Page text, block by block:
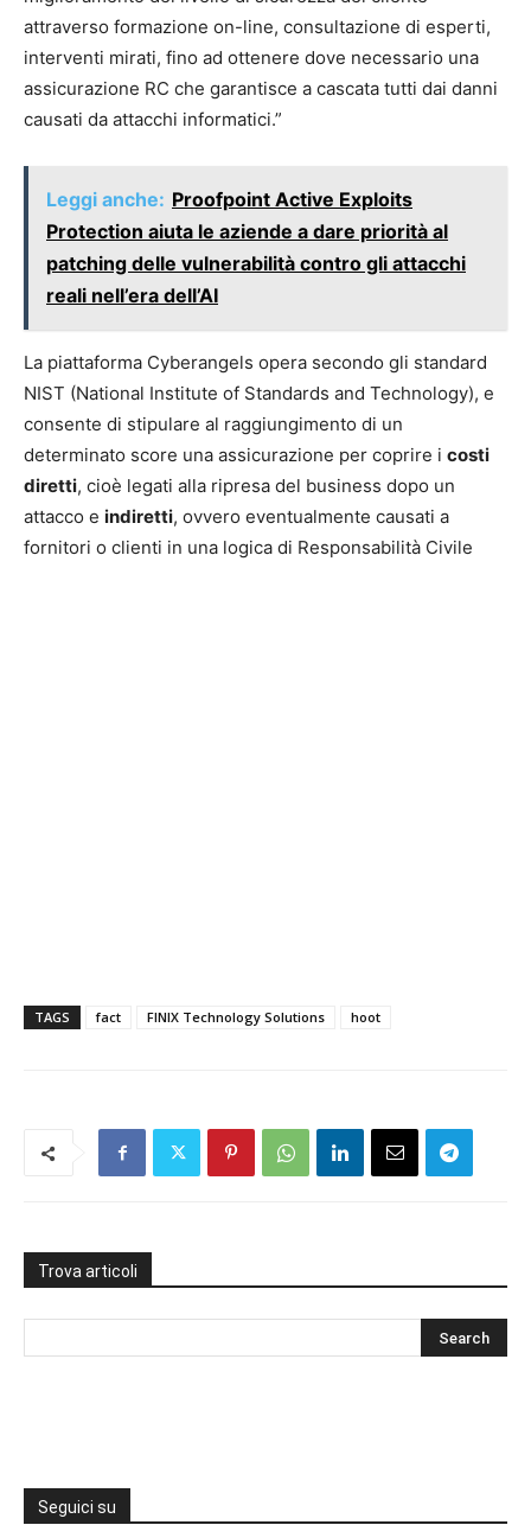
attraverso formazione on-line, consultazione di esperti,
interventi mirati, fino ad ottenere dove necessario una
assicurazione RC che garantisce a cascata tutti dai danni
causati da attacchi informatici.”
Leggi anche: Proofpoint Active Exploits
Protection aiuta le aziende a dare priorità al
patching delle vulnerabilità contro gli attacchi
reali nell’era dell’AI
La piattaforma Cyberangels opera secondo gli standard
NIST (National Institute of Standards and Technology), e
consente di stipulare al raggiungimento di un
determinato score una assicurazione per coprire i costi
diretti, cioè legati alla ripresa del business dopo un
attacco e indiretti, ovvero eventualmente causati a
fornitori o clienti in una logica di Responsabilità Civile
TAGS fact FINIX Technology Solutions hoot
Trova articoli
Seguici su